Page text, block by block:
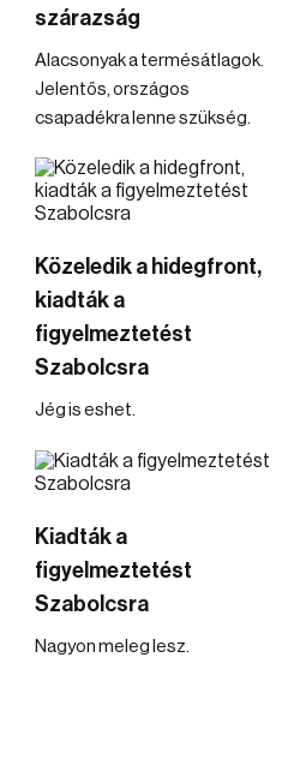
szárazság
Alacsonyak a termésátlagok.
Jelentős, országos
csapadékra lenne szükség.
Közeledik a hidegfront,
kiadták a
figyelmeztetést
Szabolcsra
Jég is eshet.
Kiadták a
figyelmeztetést
Szabolcsra
Nagyon meleg lesz.